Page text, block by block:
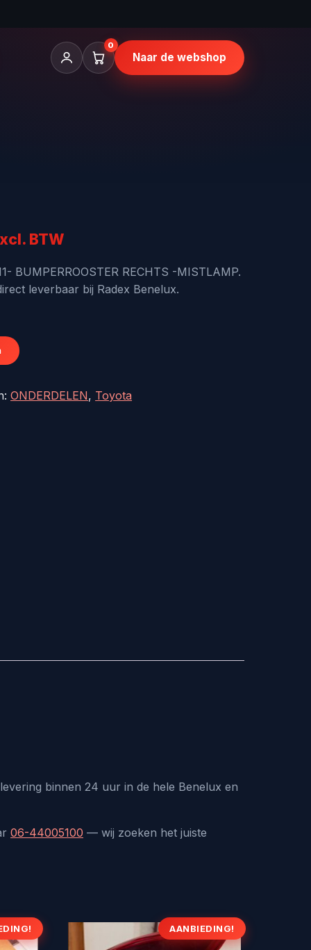
0
Naar de webshop
BTW
BUMPERROOSTER RECHTS -MISTLAMP.
leverbaar bij Radex Benelux.
ONDERDELEN, Toyota
binnen 24 uur in de hele Benelux en
06-44005100 — wij zoeken het juiste
AANBIEDING!